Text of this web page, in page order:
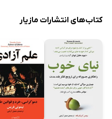
کتاب‌های انتشارات مازیار